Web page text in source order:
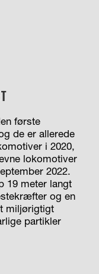
første
de er allerede
i 2020,
lokomotiver
2022.
19 meter langt
og en
miljørigtigt
partikler